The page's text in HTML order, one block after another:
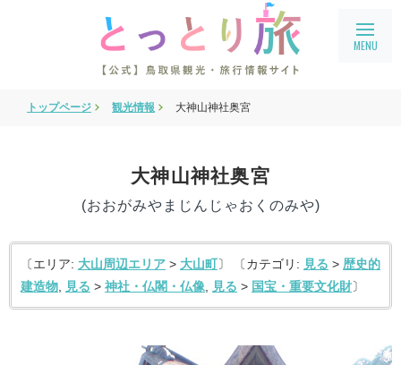
旅行会社・企業向け情報
鳥取県フィルムコミッション
アクセス
会員ページ
トップページ 観光情報 大神山神社奥宮
大神山神社奥宮
(おおがみやまじんじゃおくのみや)
〔エリア: 大山周辺エリア > 大山町〕 〔カテゴリ: 見る > 歴史的
建造物
見る > 神社・仏閣・仏像 見る > 国宝・重要文化財〕